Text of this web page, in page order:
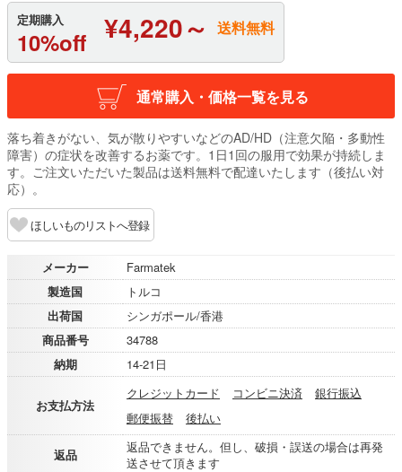
定期購入
10%off ¥4,220～ 送料無料
通常購入・価格一覧を見る
落ち着きがない、気が散りやすいなどのAD/HD（注意欠陥・多動性
障害）の症状を改善するお薬です。1日1回の服用で効果が持続しま
す。ご注文いただいた製品は送料無料で配達いたします（後払い対
応）。
ほしいものリストへ登録
メーカー
Farmatek
製造国
トルコ
出荷国
シンガポール/香港
商品番号
34788
納期
14-21日
お支払方法
クレジットカード コンビニ決済
銀行振込
郵便振替
後払い
返品
返品できません。但し、破損・誤送の場合は再発
送させて頂きます